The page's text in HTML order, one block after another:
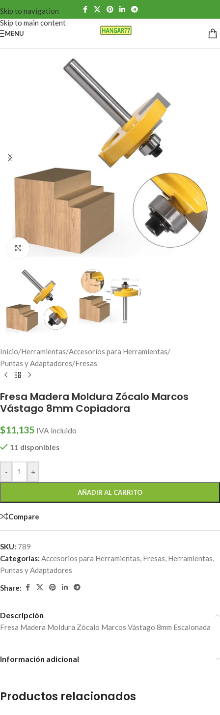
Skip to navigation
Skip to main content
MENU
Click to enlarge
Inicio/Herramientas/Accesorios para Herramientas/
Puntas y Adaptadores/Fresas
Fresa Madera Moldura Zócalo Marcos
Vástago 8mm Copiadora
$11,135 IVA incluido
11 disponibles
- +
AÑADIR AL CARRITO
Compare
SKU: 789
Categorías: Accesorios para Herramientas, Fresas, Herramientas,
Puntas y Adaptadores
Share:
Descripción
Fresa Madera Moldura Zócalo Marcos Vástago 8mm Escalonada
Información adicional
Productos relacionados